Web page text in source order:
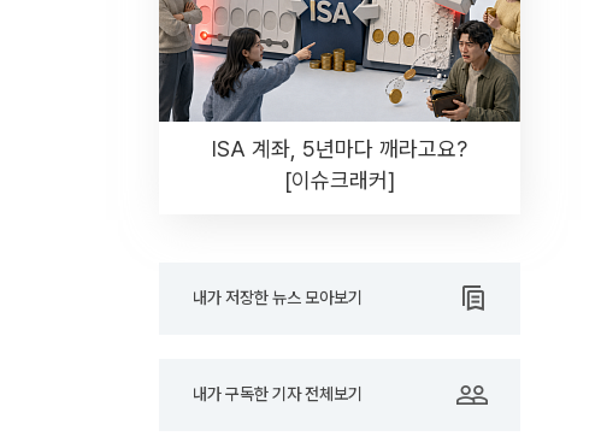
ISA 계좌, 5년마다 깨라고요?
[이슈크래커]
내가 저장한 뉴스 모아보기
내가 구독한 기자 전체보기